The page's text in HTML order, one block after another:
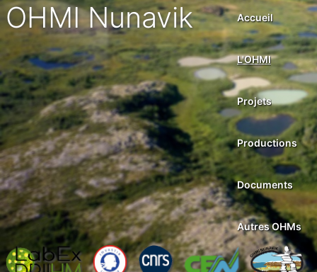
OHMI Nunavik Accueil
L'OHMI
Projets
Productions
Documents
Autres OHMs